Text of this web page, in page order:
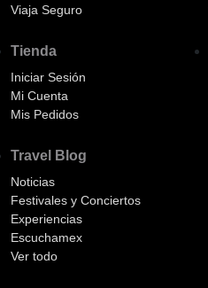
Viaja Seguro
Tienda
Iniciar Sesión
Mi Cuenta
Mis Pedidos
Travel Blog
Noticias
Festivales y Conciertos
Experiencias
Escuchamex
Ver todo